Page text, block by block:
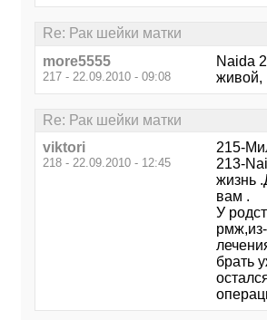
Re: Рак шейки матки
more5555
217 - 22.09.2010 - 09:08
Naida
живой,
Re: Рак шейки матки
viktori
218 - 22.09.2010 - 12:45
215-
213-
жизнь
вам .
У
брать